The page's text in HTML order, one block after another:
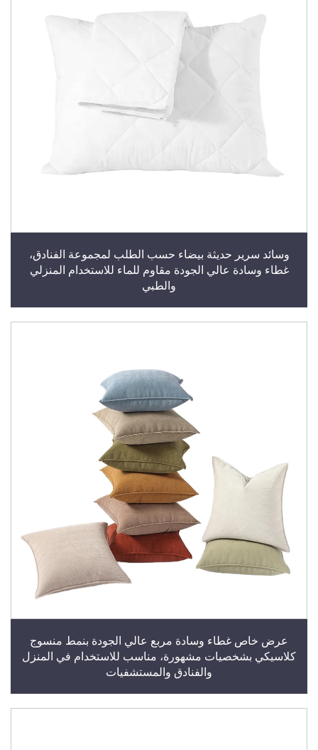
وسائد سرير حديثة بيضاء حسب الطلب لمجموعة الفنادق،
غطاء وسادة عالي الجودة مقاوم للماء للاستخدام المنزلي
والطبي
عرض خاص غطاء وسادة مربع عالي الجودة بنمط منسوج
كلاسيكي بشخصيات مشهورة، مناسب للاستخدام في المنزل
والفنادق والمستشفيات